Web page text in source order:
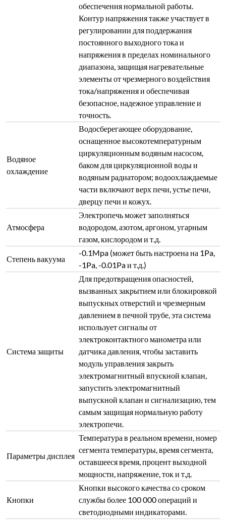
обеспечения нормальной работы.
Контур напряжения также участвует в
регулировании для поддержания
постоянного выходного тока и
напряжения в пределах номинального
диапазона, защищая нагревательные
элементы от чрезмерного воздействия
тока/напряжения и обеспечивая
безопасное, надежное управление и
точность.
Водяное
охлаждение
Водосберегающее оборудование,
оснащенное высокотемпературным
циркуляционным водяным насосом,
баком для циркуляционной воды и
водяным радиатором; водоохлаждаемые
части включают верх печи, устье печи,
дверцу печи и кожух.
Атмосфера
Электропечь может заполняться
водородом, азотом, аргоном, угарным
газом, кислородом и т.д.
Степень вакуума
-0.1Mpa (может быть настроена на 1Pa,
-1Pa, -0.01Pa и т.д.)
Система защиты
Для предотвращения опасностей,
вызванных закрытием или блокировкой
выпускных отверстий и чрезмерным
давлением в печной трубе, эта система
использует сигналы от
электроконтактного манометра или
датчика давления, чтобы заставить
модуль управления закрыть
электромагнитный впускной клапан,
запустить электромагнитный
выпускной клапан и сигнализацию, тем
самым защищая нормальную работу
электропечи.
Параметры дисплея
Температура в реальном времени, номер
сегмента температуры, время сегмента,
оставшееся время, процент выходной
мощности, напряжение, ток и т.д.
Кнопки
Кнопки высокого качества со сроком
службы более 100 000 операций и
светодиодными индикаторами.